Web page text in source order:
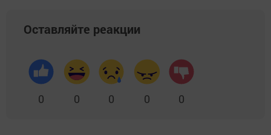
Оставляйте реакции
0 0 0 0 0